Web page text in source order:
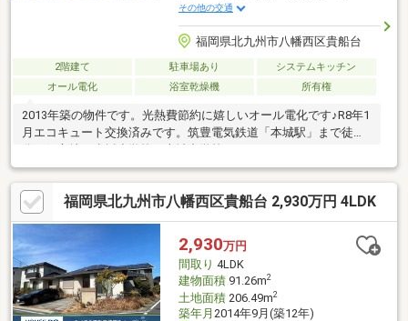
その他の交通
福岡県北九州市八幡西区貴船台
2階建て 駐車場あり
システムキッチン
オール電化
浴室乾燥機 所有権
2013年築の物件です。光熱費節約に嬉しいオール電化です♪R8年1
月エコキュート交換済みです。筑豊電気鉄道「本城駅」まで徒歩2
□□━━━━━━━━━━━━━━━━━━━━━所有者様が住ん
でおられますので事前に日程の調整が必要です。できるだけご希
望のお日にちで調整を致しますのでお早めにご連絡ください。営
業時間 10時～16時（休：水曜日、第2、3火曜日） この時間帯は
お電話でのお問い合わせがスムーズにご案内できます。お気軽に
お電話ください ＞＞＞0120-210-
393━━━━━━━━━━━━━━━━━━━━━━□□
福岡県北九州市八幡西区貴船台 2,930万円 4LDK
2,930万円
間取り 4LDK
建物面積91.26m2
土地面積206.49m2
築年月 2014年9月(築12年)